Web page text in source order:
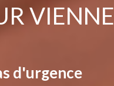
VIENNE
d'urgence